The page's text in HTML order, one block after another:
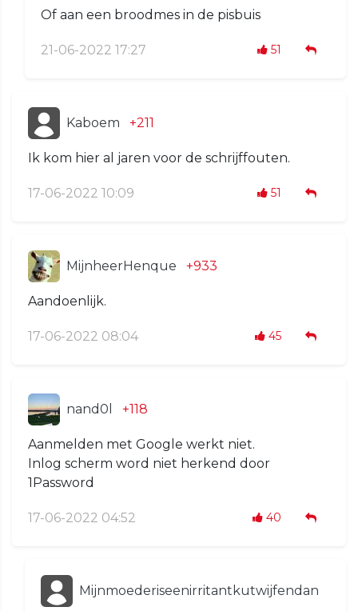
Of aan een broodmes in de pisbuis
21-06-2022 17:27 51
Kaboem +211
Ik kom hier al jaren voor de schrijffouten.
17-06-2022 10:09 51
MijnheerHenque +933
Aandoenlijk.
17-06-2022 08:04 45
nand0l +118
Aanmelden met Google werkt niet.
Inlog scherm word niet herkend door
1Password
17-06-2022 04:52 40
Mijnmoederiseenirritantkutwijfendan